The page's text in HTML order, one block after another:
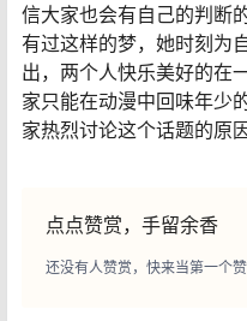
信大家也会有自己的判断
有过这样的梦，她时刻为
出，两个人快乐美好的在
家只能在动漫中回味年少
家热烈讨论这个话题的原
点点赞赏，手留余香
还没有人赞赏，快来当第一个赞